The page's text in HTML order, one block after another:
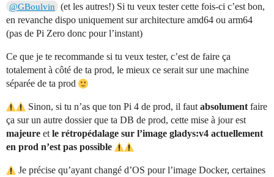
@GBoulvin
(et les autres!) Si tu veux tester cette fois-ci c’est bon,
en revanche dispo uniquement sur architecture amd64 ou arm64
(pas de Pi Zero donc pour l’instant)
Ce que je te recommande si tu veux tester, c’est de faire ça
totalement à côté de ta prod, le mieux ce serait sur une machine
séparée de ta prod
Sinon, si tu n’as que ton Pi 4 de prod, il faut absolument faire
ça sur un autre dossier que ta DB de prod, cette mise à jour est
majeure et le rétropédalage sur l’image gladys:v4 actuellement
en prod n’est pas possible
Je précise qu’ayant changé d’OS pour l’image Docker, certaines